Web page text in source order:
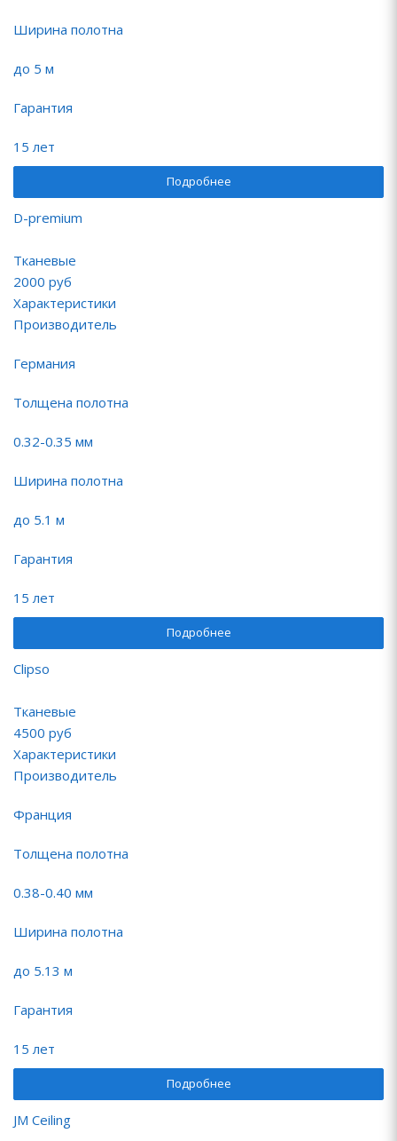
Ширина полотна
до 5 м
Гарантия
15 лет
Подробнее
D-premium
Тканевые
2000 руб
Характеристики
Производитель
Германия
Толщена полотна
0.32-0.35 мм
Ширина полотна
до 5.1 м
Гарантия
15 лет
Подробнее
Clipso
Тканевые
4500 руб
Характеристики
Производитель
Франция
Толщена полотна
0.38-0.40 мм
Ширина полотна
до 5.13 м
Гарантия
15 лет
Подробнее
JM Ceiling